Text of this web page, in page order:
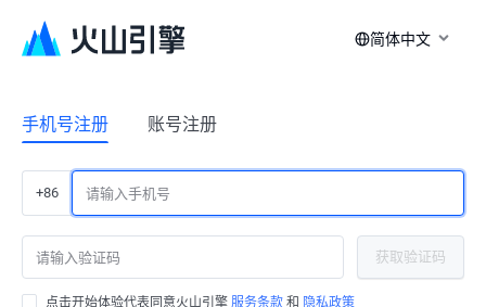
简体中文
手机号注册 账号注册
+86
获取验证码
点击开始体验代表同意火山引擎 服务条款 和 隐私政策